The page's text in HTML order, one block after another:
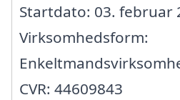
Startdato: 03. februar
Virksomhedsform:
CVR: 44609843